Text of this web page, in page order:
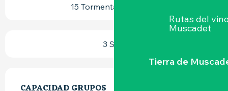
Rutas del
Muscadet
Tierra de
15 Tormenta (s) terraza
3 Sala